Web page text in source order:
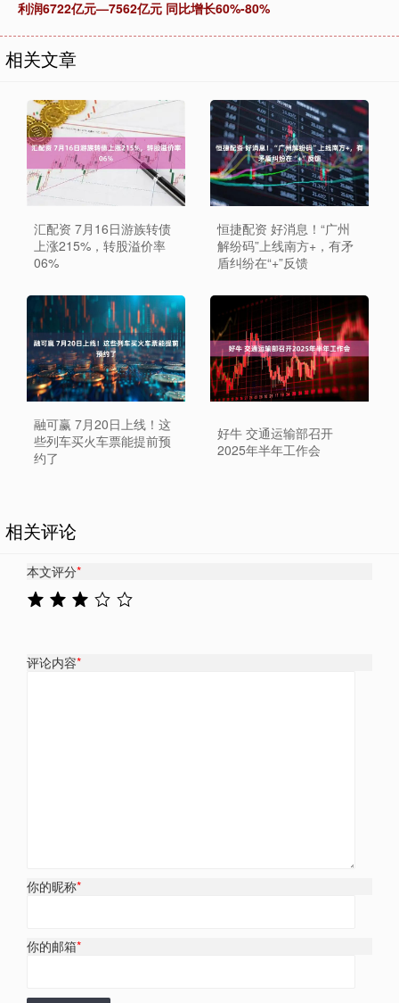
利润6722亿元—7562亿元 同比增长60%-80%
相关文章
汇配资 7月16日游族转债
上涨215%，转股溢价率
06%
恒捷配资 好消息！“广州
解纷码”上线南方+，有矛
盾纠纷在“+”反馈
融可赢 7月20日上线！这
些列车买火车票能提前预
约了
好牛 交通运输部召开
2025年半年工作会
相关评论
本文评分*
评论内容*
你的昵称*
你的邮箱*